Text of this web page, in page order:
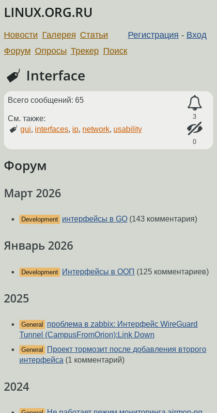
LINUX.ORG.RU
Регистрация - Вход
Новости Галерея Статьи
Форум Опросы Трекер Поиск
Interface
3
0
Всего сообщений: 65
См. также:
gui, interfaces, ip, network, usability
Форум
Март 2026
Development интерфейсы в GO (143 комментария)
Январь 2026
Development Интерфейсы в ООП (125 комментариев)
2025
General
проблема в zabbix: Интерфейс WireGuard
Tunnel (CampusFromOrion):Link Down
General
Проект тормозит после добавления второго
интерфейса (1 комментарий)
2024